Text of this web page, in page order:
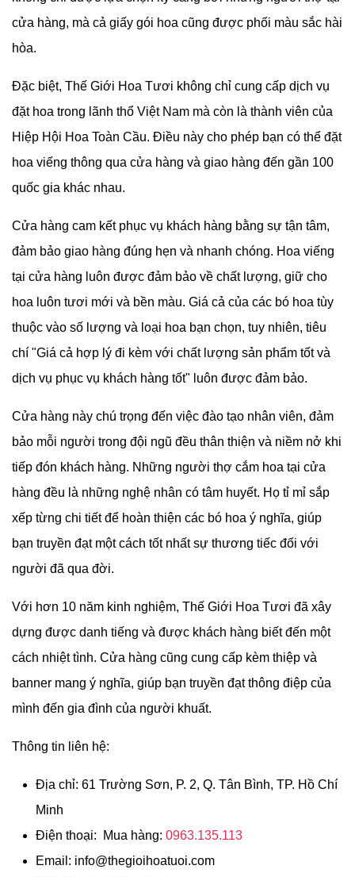
cửa hàng, mà cả giấy gói hoa cũng được phối màu sắc hài
hòa.
Đặc biệt, Thế Giới Hoa Tươi không chỉ cung cấp dịch vụ
đặt hoa trong lãnh thổ Việt Nam mà còn là thành viên của
Hiệp Hội Hoa Toàn Cầu. Điều này cho phép bạn có thể đặt
hoa viếng thông qua cửa hàng và giao hàng đến gần 100
quốc gia khác nhau.
Cửa hàng cam kết phục vụ khách hàng bằng sự tận tâm,
đảm bảo giao hàng đúng hẹn và nhanh chóng. Hoa viếng
tại cửa hàng luôn được đảm bảo về chất lượng, giữ cho
hoa luôn tươi mới và bền màu. Giá cả của các bó hoa tùy
thuộc vào số lượng và loại hoa bạn chọn, tuy nhiên, tiêu
chí "Giá cả hợp lý đi kèm với chất lượng sản phẩm tốt và
dịch vụ phục vụ khách hàng tốt" luôn được đảm bảo.
Cửa hàng này chú trọng đến việc đào tạo nhân viên, đảm
bảo mỗi người trong đội ngũ đều thân thiện và niềm nở khi
tiếp đón khách hàng. Những người thợ cắm hoa tại cửa
hàng đều là những nghệ nhân có tâm huyết. Họ tỉ mỉ sắp
xếp từng chi tiết để hoàn thiện các bó hoa ý nghĩa, giúp
bạn truyền đạt một cách tốt nhất sự thương tiếc đối với
người đã qua đời.
Với hơn 10 năm kinh nghiệm, Thế Giới Hoa Tươi đã xây
dựng được danh tiếng và được khách hàng biết đến một
cách nhiệt tình. Cửa hàng cũng cung cấp kèm thiệp và
banner mang ý nghĩa, giúp bạn truyền đạt thông điệp của
mình đến gia đình của người khuất.
Thông tin liên hệ:
Địa chỉ: 61 Trường Sơn, P. 2, Q. Tân Bình, TP. Hồ Chí
Minh
Điện thoại: Mua hàng: 0963.135.113
Email: info@thegioihoatuoi.com